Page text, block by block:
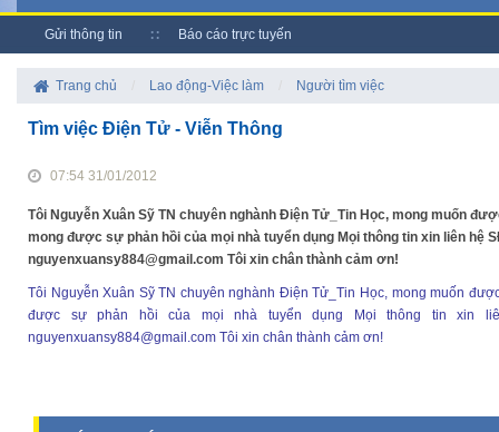
Gửi thông tin Báo cáo trực tuyến
Trang chủ Lao động-Việc làm Người tìm việc
Tìm việc Điện Tử - Viễn Thông
07:54 31/01/2012
Tôi Nguyễn Xuân Sỹ TN chuyên nghành Điện Tử_Tin Học, mong muốn
mong được sự phản hồi của mọi nhà tuyển dụng Mọi thông tin xin liên hệ
nguyenxuansy884@gmail.com Tôi xin chân thành cảm ơn!
Tôi Nguyễn Xuân Sỹ TN chuyên nghành Điện Tử_Tin Học, mong muốn
được sự phản hồi của mọi nhà tuyển dụng Mọi thông tin xin
nguyenxuansy884@gmail.com Tôi xin chân thành cảm ơn!